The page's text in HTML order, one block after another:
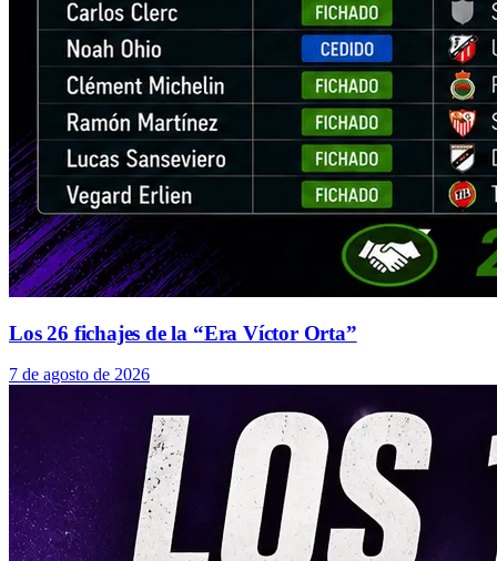
Los 26 fichajes de la “Era Víctor Orta”
7 de agosto de 2026